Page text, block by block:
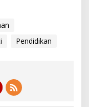
Pendidikan